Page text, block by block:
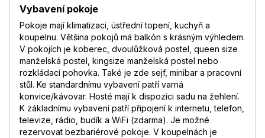
Vybavení pokoje
Pokoje mají klimatizaci, ústřední topení, kuchyň a
koupelnu. Většina pokojů má balkón s krásným výhledem.
V pokojích je koberec, dvoulůžková postel, queen size
manželská postel, kingsize manželská postel nebo
rozkládací pohovka. Také je zde sejf, minibar a pracovní
stůl. Ke standardnímu vybavení patří varná
konvice/kávovar. Hosté mají k dispozici sadu na žehlení.
K základnímu vybavení patří připojení k internetu, telefon,
televize, rádio, budík a WiFi (zdarma). Je možné
rezervovat bezbariérové pokoje. V koupelnách je